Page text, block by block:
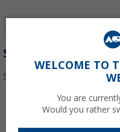
SCHLAFKOMFORT-
Sortieren:
WELCOME TO
You are
Would you rather